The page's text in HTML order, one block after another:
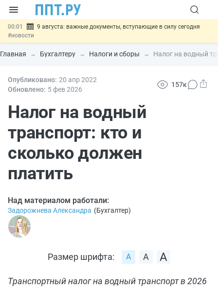
00:01
9 августа: важные документы, вступающие в силу сегодня
#новости
07.08 Подписан закон о блокировке продажи опасных товаров через
«Честный знак»#новости
07.08 Госпошлину за устранение ошибок в документах предлагают
отменить#новости
отношений
Главная Бухгалтеру Налоги и сборы Налог на водный
Опубликовано: 20 апр 2022
Обновлено: 5 фев2026
157к
Налог на водный
транспорт: кто и
сколько должен
платить
Над материалом работали:
Задорожнева Александра (Бухгалтер)
Размер шрифта:
Транспортный налог на водный транспорт в 2026